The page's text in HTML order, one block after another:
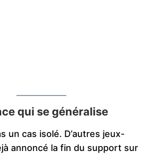
qui se généralise
un cas isolé. D’autres jeux-
annoncé la fin du support sur